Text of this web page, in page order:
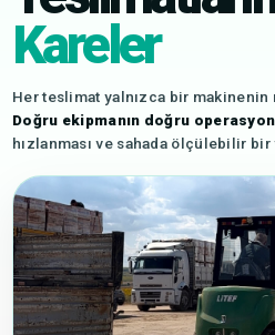
Kareler
Her teslimat yalnızca bir makinenin
Doğru ekipmanın doğru
hızlanması ve sahada ölçülebilir bir